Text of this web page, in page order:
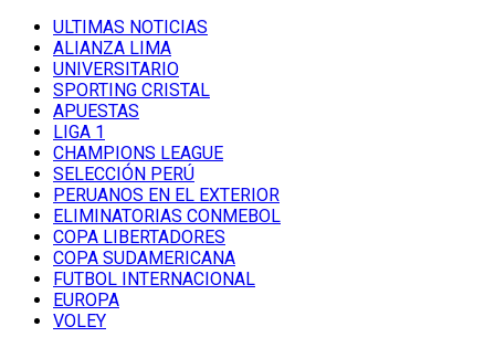
ULTIMAS NOTICIAS
ALIANZA LIMA
UNIVERSITARIO
SPORTING CRISTAL
APUESTAS
LIGA 1
CHAMPIONS LEAGUE
SELECCIÓN PERÚ
PERUANOS EN EL EXTERIOR
ELIMINATORIAS CONMEBOL
COPA LIBERTADORES
COPA SUDAMERICANA
FUTBOL INTERNACIONAL
EUROPA
VOLEY